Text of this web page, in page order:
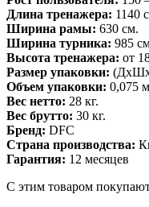
Длина тренажера: 1140
Ширина рамы: 630 см.
Ширина турника: 985
Высота тренажера: от
Размер упаковки:
Объем упаковки: 0,075
Вес нетто: 28 кг.
Вес брутто: 30 кг.
Бренд: DFC
Страна производства:
Гарантия: 12 месяцев
С этим товаром